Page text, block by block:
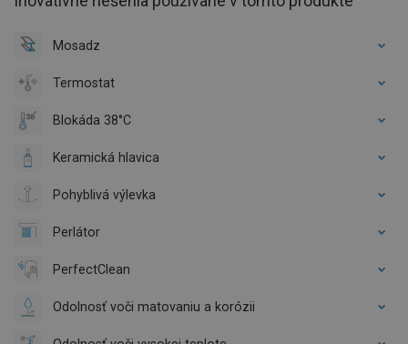
Mosadz
Termostat
Blokáda 38°C
Keramická hlavica
Pohyblivá výlevka
Perlátor
PerfectClean
Odolnosť voči matovaniu a korózii